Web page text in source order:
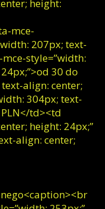
height:
mce-
207px; text-
style=”width:
30 do
align: center;
304px; text-
td><td
height: 24px;”
align: center;